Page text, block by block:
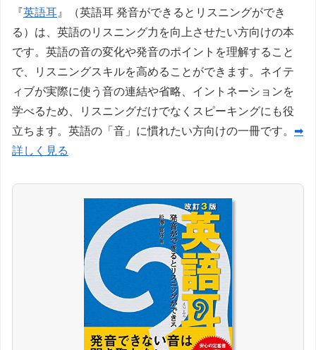
『英語耳』（英語耳 発音ができるとリスニングができ
る）は、英語のリスニング力を向上させたい方向けの本
です。英語の音の変化や発音のポイントを理解すること
で、リスニングスキルを高めることができます。ネイテ
ィブが実際に使う音の連結や省略、イントネーションを
学べるため、リスニングだけでなくスピーキングにも役
立ちます。英語の「音」に慣れたい方向けの一冊です。 ➡
詳しく見る